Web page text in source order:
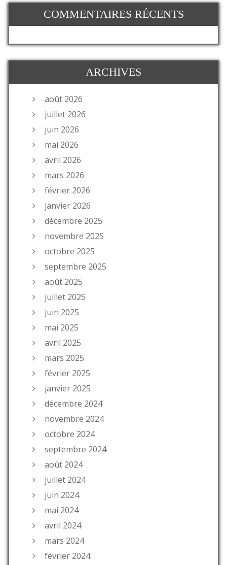
COMMENTAIRES RÉCENTS
ARCHIVES
août 2026
juillet 2026
juin 2026
mai 2026
avril 2026
mars 2026
février 2026
janvier 2026
décembre 2025
novembre 2025
octobre 2025
septembre 2025
août 2025
juillet 2025
juin 2025
mai 2025
avril 2025
mars 2025
février 2025
janvier 2025
décembre 2024
novembre 2024
octobre 2024
septembre 2024
août 2024
juillet 2024
juin 2024
mai 2024
avril 2024
mars 2024
février 2024